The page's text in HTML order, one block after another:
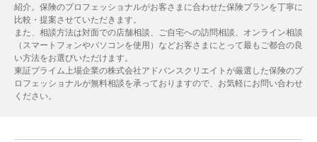
紹介。保険のプロフェッショナルがお客さまに合わせた保険プランを丁寧に
比較・提案させていただきます。
また、相談方法は対面での店舗相談、ご自宅への訪問相談、オンライン相談
（スマートフォンやパソコンを使用）などお客さまにとって最もご都合の良
い方法をお選びいただけます。
東証プライム上場企業の株式会社アドバンスクリエイトが厳選した保険のプ
ロフェッショナルが無料相談を承っておりますので、お気軽にお問い合わせ
ください。